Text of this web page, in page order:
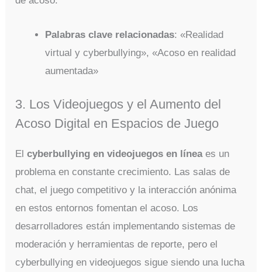
Palabras clave relacionadas: «Realidad
virtual y cyberbullying», «Acoso en realidad
aumentada»
3. Los Videojuegos y el Aumento del
Acoso Digital en Espacios de Juego
Elcyberbullying en videojuegos en líneaes un
problema en constante crecimiento. Las salas de
chat, el juego competitivo y la interacción anónima
en estos entornos fomentan el acoso. Los
desarrolladores están implementando sistemas de
moderación y herramientas de reporte, pero el
cyberbullying en videojuegos sigue siendo una lucha